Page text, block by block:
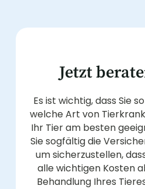
Jetzt
Es ist wichtig, dass Sie
welche Art von
Ihr Tier am besten
Sie sogfältig die
um sicherzustellen,
alle wichtigen Kosten
Behandlung Ihres